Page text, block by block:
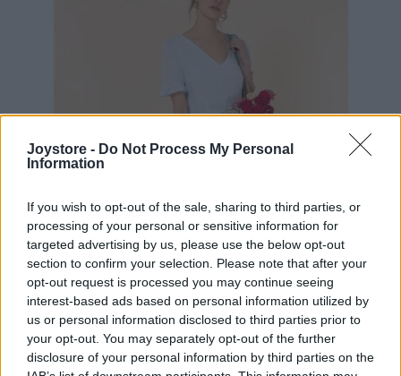
Joystore - Do Not Process My Personal
Information
If you wish to opt-out of the sale, sharing to third parties, or
processing of your personal or sensitive information for
targeted advertising by us, please use the below opt-out
section to confirm your selection. Please note that after your
opt-out request is processed you may continue seeing
interest-based ads based on personal information utilized by
us or personal information disclosed to third parties prior to
your opt-out. You may separately opt-out of the further
disclosure of your personal information by third parties on the
S M L